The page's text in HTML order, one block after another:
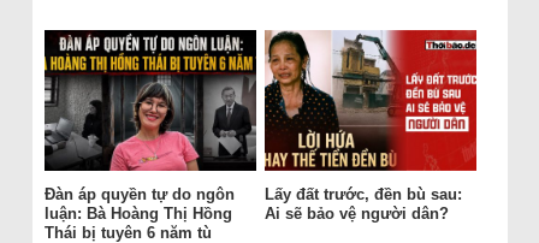
Đàn áp quyền tự do ngôn
luận: Bà Hoàng Thị Hồng
Thái bị tuyên 6 năm tù
Lấy đất trước, đền bù sau:
Ai sẽ bảo vệ người dân?